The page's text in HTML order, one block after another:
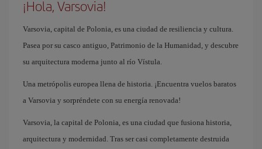
¡Hola, Varsovia!
Varsovia, capital de Polonia, es una ciudad de resiliencia y cultura.
Pasea por su casco antiguo, Patrimonio de la Humanidad, y descubre
su arquitectura moderna junto al río Vístula.
Una metrópolis europea llena de historia. ¡Encuentra vuelos baratos
a Varsovia y sorpréndete con su energía renovada!
Varsovia, la capital de Polonia, es una ciudad que fusiona historia,
arquitectura y modernidad. Tras ser casi completamente destruida